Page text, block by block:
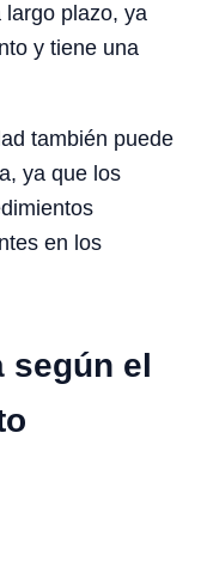
largo plazo, ya
y tiene una
también puede
ya que los
en los
según el